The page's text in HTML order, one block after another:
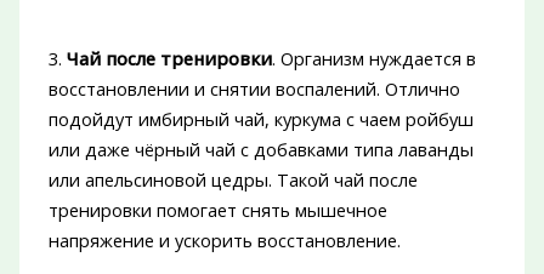
3. Чай после тренировки. Организм нуждается в
восстановлении и снятии воспалений. Отлично
подойдут имбирный чай, куркума с чаем ройбуш
или даже чёрный чай с добавками типа лаванды
или апельсиновой цедры. Такой чай после
тренировки помогает снять мышечное
напряжение и ускорить восстановление.